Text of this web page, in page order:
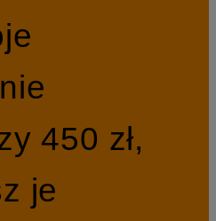
450 zł,
je